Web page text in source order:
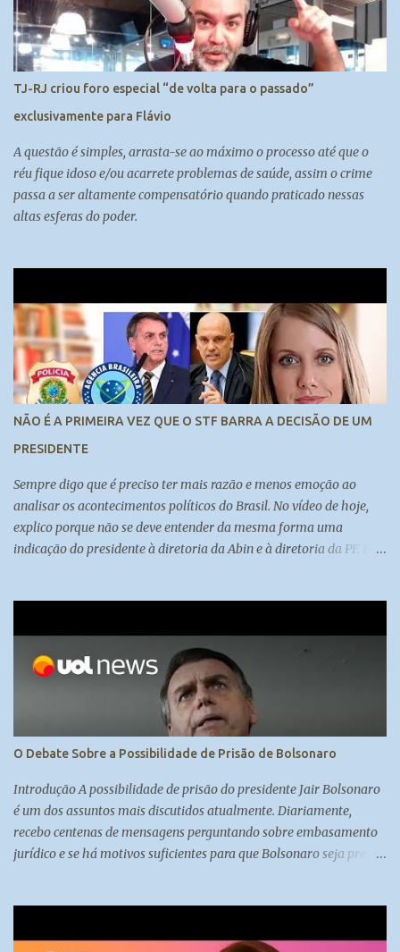
TJ-RJ criou foro especial “de volta para o passado”
exclusivamente para Flávio
A questão é simples, arrasta-se ao máximo o processo até que o
réu fique idoso e/ou acarrete problemas de saúde, assim o crime
passa a ser altamente compensatório quando praticado nessas
altas esferas do poder.
NÃO É A PRIMEIRA VEZ QUE O STF BARRA A DECISÃO DE UM
PRESIDENTE
Sempre digo que é preciso ter mais razão e menos emoção ao
analisar os acontecimentos políticos do Brasil. No vídeo de hoje,
explico porque não se deve entender da mesma forma uma
indicação do presidente à diretoria da Abin e à diretoria da PF. E
O Debate Sobre a Possibilidade de Prisão de Bolsonaro
Introdução A possibilidade de prisão do presidente Jair Bolsonaro
é um dos assuntos mais discutidos atualmente. Diariamente,
recebo centenas de mensagens perguntando sobre embasamento
jurídico e se há motivos suficientes para que Bolsonaro seja preso.
não. A Decisão do Supremo Tribunal Federal O direito,